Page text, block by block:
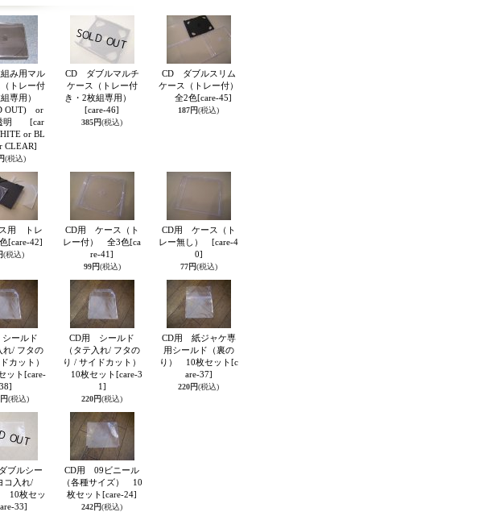
み用マル
トレー付
組専用）
OUT) or
明 [car
or BL
CLEAR]
(税込)
CD ダブルマルチ
ケース（トレー付
き・2枚組専用）
[care-46]
385円(税込)
CD ダブルスリム
ケース（トレー付）
全2色[care-45]
187円(税込)
用 トレ
[care-42]
(税込)
CD用 ケース（ト
レー付） 全3色[ca
re-41]
99円(税込)
CD用 ケース（ト
レー無し） [care-4
0]
77円(税込)
ールド
れ/ フタの
カット）
ット[care-
38]
(税込)
CD用 シールド
（タテ入れ/ フタの
り / サイドカット）
10枚セット[care-3
1]
220円(税込)
CD用 紙ジャケ専
用シールド（裏の
り） 10枚セット[c
are-37]
220円(税込)
ブルシー
コ入れ/
10枚セッ
33]
CD用 09ビニール
（各種サイズ） 10
枚セット[care-24]
242円(税込)